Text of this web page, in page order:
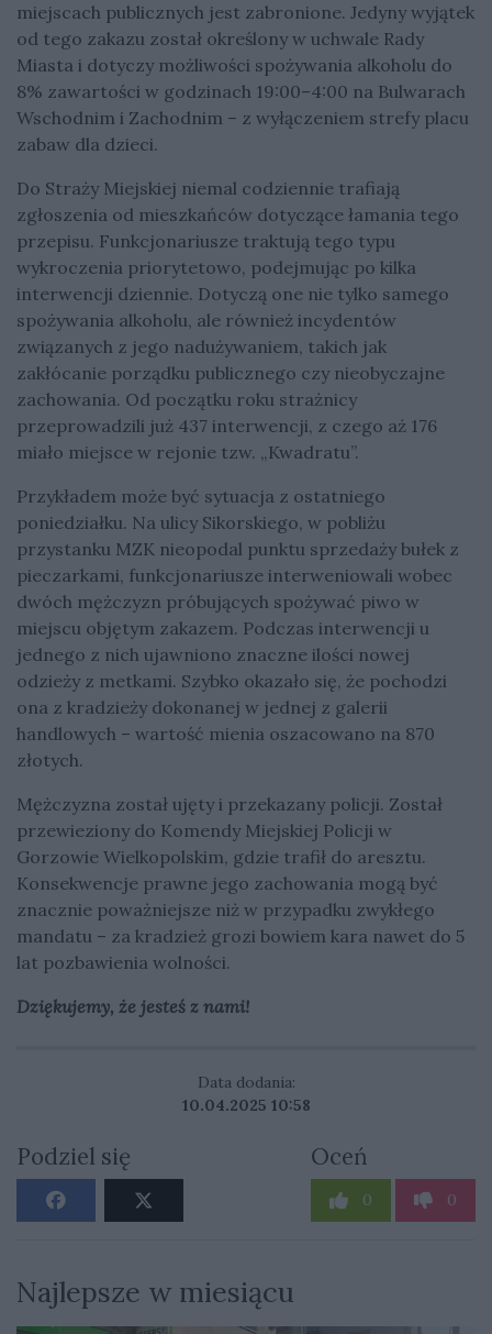
miejscach publicznych jest zabronione. Jedyny wyjątek
od tego zakazu został określony w uchwale Rady
Miasta i dotyczy możliwości spożywania alkoholu do
8% zawartości w godzinach 19:00–4:00 na Bulwarach
Wschodnim i Zachodnim – z wyłączeniem strefy placu
zabaw dla dzieci.
Do Straży Miejskiej niemal codziennie trafiają
zgłoszenia od mieszkańców dotyczące łamania tego
przepisu. Funkcjonariusze traktują tego typu
wykroczenia priorytetowo, podejmując po kilka
interwencji dziennie. Dotyczą one nie tylko samego
spożywania alkoholu, ale również incydentów
związanych z jego nadużywaniem, takich jak
zakłócanie porządku publicznego czy nieobyczajne
zachowania. Od początku roku strażnicy
przeprowadzili już 437 interwencji, z czego aż 176
miało miejsce w rejonie tzw. „Kwadratu”.
Przykładem może być sytuacja z ostatniego
poniedziałku. Na ulicy Sikorskiego, w pobliżu
przystanku MZK nieopodal punktu sprzedaży bułek z
pieczarkami, funkcjonariusze interweniowali wobec
dwóch mężczyzn próbujących spożywać piwo w
miejscu objętym zakazem. Podczas interwencji u
jednego z nich ujawniono znaczne ilości nowej
odzieży z metkami. Szybko okazało się, że pochodzi
ona z kradzieży dokonanej w jednej z galerii
handlowych – wartość mienia oszacowano na 870
złotych.
Mężczyzna został ujęty i przekazany policji. Został
przewieziony do Komendy Miejskiej Policji w
Gorzowie Wielkopolskim, gdzie trafił do aresztu.
Konsekwencje prawne jego zachowania mogą być
znacznie poważniejsze niż w przypadku zwykłego
mandatu – za kradzież grozi bowiem kara nawet do 5
lat pozbawienia wolności.
Dziękujemy, że jesteś z nami!
Data dodania:
10.04.2025 10:58
Podziel się Oceń
0 0
Najlepsze w miesiącu